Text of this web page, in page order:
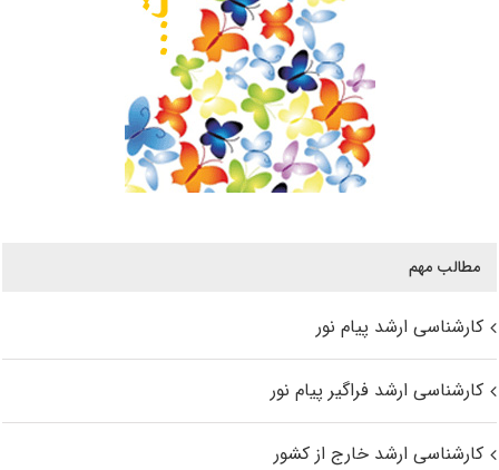
مطالب مهم
کارشناسی ارشد پیام نور
کارشناسی ارشد فراگیر پیام نور
کارشناسی ارشد خارج از کشور